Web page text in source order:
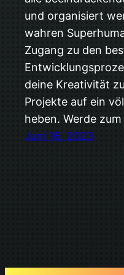
und organisiert
wahren
Zugang zu den
deine Kreativität
Projekte auf ein
heben. Werde
Juni 16, 2023